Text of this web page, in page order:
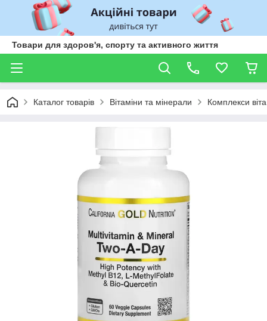
Товари для здоров'я, спорту та активного життя
Каталог товарів Вітаміни та мінерали Комплекси